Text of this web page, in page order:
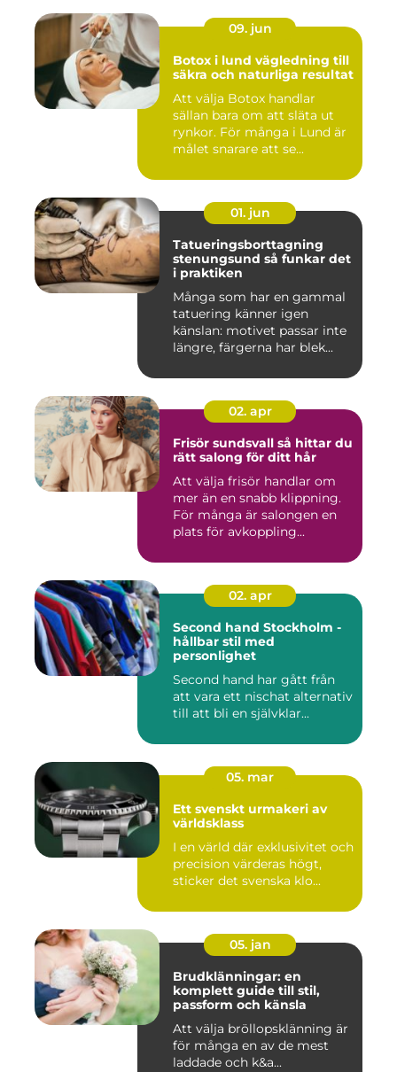
09. jun
Botox i lund vägledning till
säkra och naturliga resultat
Att välja Botox handlar
sällan bara om att släta ut
rynkor. För många i Lund är
målet snarare att se...
01. jun
Tatueringsborttagning
stenungsund så funkar det
i praktiken
Många som har en gammal
tatuering känner igen
känslan: motivet passar inte
längre, färgerna har blek...
02. apr
Frisör sundsvall så hittar du
rätt salong för ditt hår
Att välja frisör handlar om
mer än en snabb klippning.
För många är salongen en
plats för avkoppling...
02. apr
Second hand Stockholm -
hållbar stil med
personlighet
Second hand har gått från
att vara ett nischat alternativ
till att bli en självklar...
05. mar
Ett svenskt urmakeri av
världsklass
I en värld där exklusivitet och
precision värderas högt,
sticker det svenska klo...
05. jan
Brudklänningar: en
komplett guide till stil,
passform och känsla
Att välja bröllopsklänning är
för många en av de mest
laddade och k&a...